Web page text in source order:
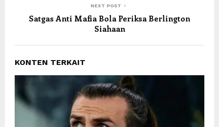
NEXT POST
Satgas Anti Mafia Bola Periksa Berlington
Siahaan
KONTEN TERKAIT